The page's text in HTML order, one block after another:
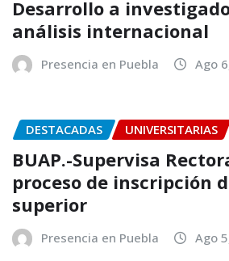
Desarrollo a
análisis internacional
Presencia en Puebla Ago
DESTACADAS UNIVERSITARIAS
BUAP.-Supervisa
proceso de inscripción
superior
Presencia en Puebla Ago